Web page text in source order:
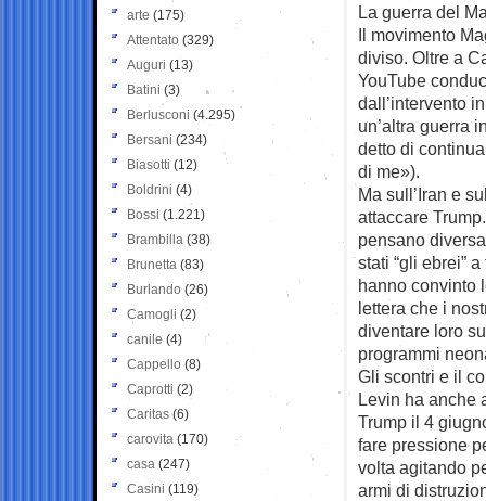
La guerra del
Il movimento
diviso. Oltre a
YouTube
dall’intervento
un’altra guerra
detto di
di me»).
Ma sull’Iran e
attaccare
pensano
stati “gli ebrei”
hanno convinto
lettera che i
diventare loro
programmi
Gli scontri e il
Levin ha anche
Trump il 4
fare pressione
volta agitando
armi di
arte (175)
Attentato (329)
Auguri (13)
Batini (3)
Berlusconi (4.295)
Bersani (234)
Biasotti (12)
Boldrini (4)
Bossi (1.221)
Brambilla (38)
Brunetta (83)
Burlando (26)
Camogli (2)
canile (4)
Cappello (8)
Caprotti (2)
Caritas (6)
carovita (170)
casa (247)
Casini (119)